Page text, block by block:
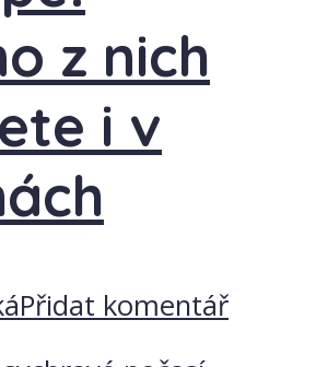
z nich
i v
Přidat komentář